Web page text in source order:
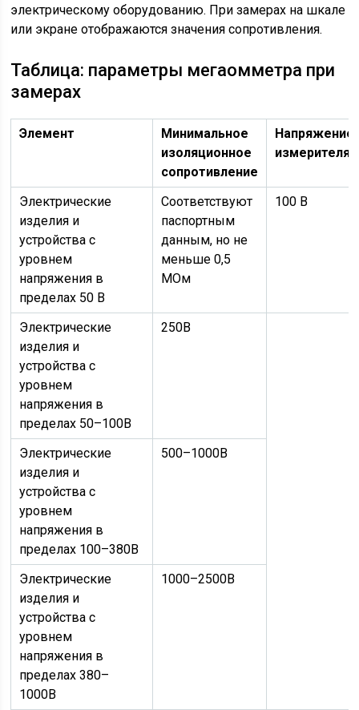
электрическому оборудованию. При замерах на шкале
или экране отображаются значения сопротивления.
Таблица: параметры мегаомметра при
замерах
Элемент
Минимальное
изоляционное
сопротивление
Напряжение
измерителя
Электрические
изделия и
устройства с
уровнем
напряжения в
пределах 50 В
Соответствуют
паспортным
данным, но не
меньше 0,5
МОм
100 В
Электрические
изделия и
устройства с
уровнем
напряжения в
пределах 50–100В
250В
Электрические
изделия и
устройства с
уровнем
напряжения в
пределах 100–380В
500–1000В
Электрические
изделия и
устройства с
уровнем
напряжения в
пределах 380–
1000В
1000–2500В